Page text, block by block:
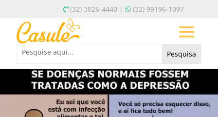
(32) 3026-4440 | (32) 99196-1097